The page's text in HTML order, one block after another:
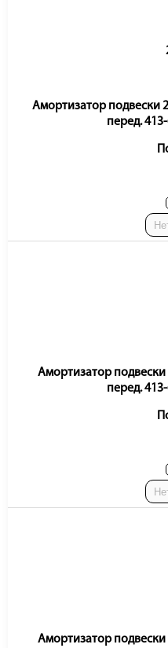
Амортизатор подвески
перед.
Амортизатор подвески
перед.
Амортизатор подвески